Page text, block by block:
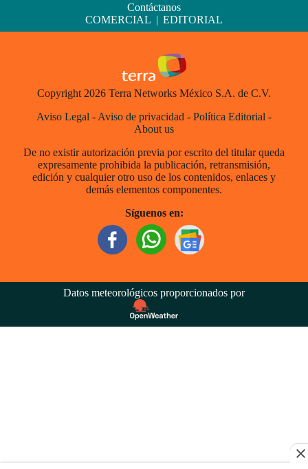
Contáctanos
COMERCIAL | EDITORIAL
Copyright 2026 Terra Networks México S.A. de C.V.
Aviso Legal - Aviso de privacidad - Política Editorial -
About us
De no existir autorización previa por escrito del titular queda
expresamente prohibida la publicación, retransmisión,
edición y cualquier otro uso de los contenidos, enlaces y
demás elementos componentes.
Síguenos en:
Datos meteorológicos proporcionados por